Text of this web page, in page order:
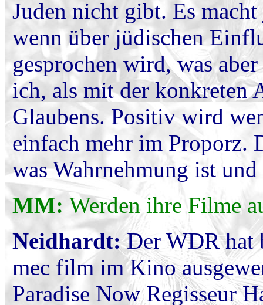
Juden nicht gibt. Es
wenn über jüdischen
gesprochen wird, was
ich, als mit der konkreten
Glaubens. Positiv wird
einfach mehr im Proporz.
was Wahrnehmung ist
MM: Werden ihre Filme
Neidhardt:Der WDR hat
mec film im Kino
Paradise Now Regisseur